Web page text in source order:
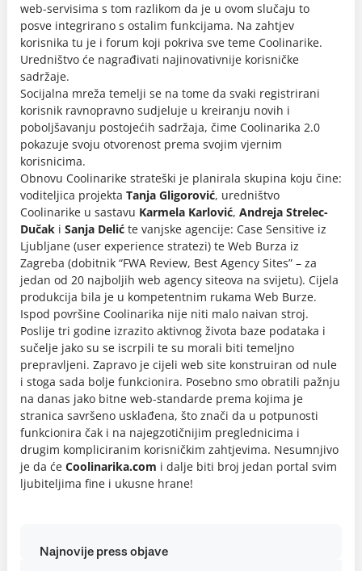
web-servisima s tom razlikom da je u ovom slučaju to
posve integrirano s ostalim funkcijama. Na zahtjev
korisnika tu je i forum koji pokriva sve teme Coolinarike.
Uredništvo će nagrađivati najinovativnije korisničke
sadržaje.
Socijalna mreža temelji se na tome da svaki registrirani
korisnik ravnopravno sudjeluje u kreiranju novih i
poboljšavanju postojećih sadržaja, čime Coolinarika 2.0
pokazuje svoju otvorenost prema svojim vjernim
korisnicima.
Obnovu Coolinarike strateški je planirala skupina koju čine:
voditeljica projekta Tanja Gligorović, uredništvo
Coolinarike u sastavu Karmela Karlović, Andreja Strelec-
Dučak i Sanja Delić te vanjske agencije: Case Sensitive iz
Ljubljane (user experience stratezi) te Web Burza iz
Zagreba (dobitnik “FWA Review, Best Agency Sites” – za
jedan od 20 najboljih web agency siteova na svijetu). Cijela
produkcija bila je u kompetentnim rukama Web Burze.
Ispod površine Coolinarika nije niti malo naivan stroj.
Poslije tri godine izrazito aktivnog života baze podataka i
sučelje jako su se iscrpili te su morali biti temeljno
prepravljeni. Zapravo je cijeli web site konstruiran od nule
i stoga sada bolje funkcionira. Posebno smo obratili pažnju
na danas jako bitne web-standarde prema kojima je
stranica savršeno usklađena, što znači da u potpunosti
funkcionira čak i na najegzotičnijim preglednicima i
drugim kompliciranim korisničkim zahtjevima. Nesumnjivo
je da će Coolinarika.com i dalje biti broj jedan portal svim
ljubiteljima fine i ukusne hrane!
Najnovije press objave